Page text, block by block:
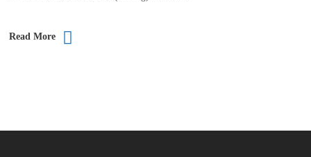
Read More